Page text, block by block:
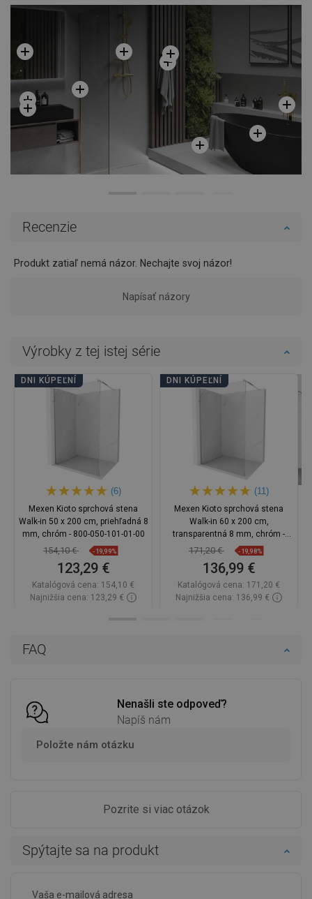
FAQ
Nenašli ste odpoveď?
Napíš nám
Položte nám otázku
Pozrite si viac otázok
Recenzie
Produkt zatiaľ nemá názor. Nechajte svoj názor!
Napísať názory
Spýtajte sa na produkt
Výrobky z tej istej série
DNI KÚPEĽNÍ
(6)
Mexen Kioto sprchová stena
Walk-in 50 x 200 cm, priehľadná 8
mm, chróm - 800-050-101-01-00
154,10 € -19,99%
123,29 €
Katalógová cena: 154,10 €
Najnižšia cena: 123,29 €
DNI KÚPEĽNÍ
(11)
Mexen Kioto sprchová stena
Walk-in 60 x 200 cm,
transparentná 8 mm, chróm -
800-060-101-01-00
171,20 € -19,98%
136,99 €
Katalógová cena: 171,20 €
Najnižšia cena: 136,99 €